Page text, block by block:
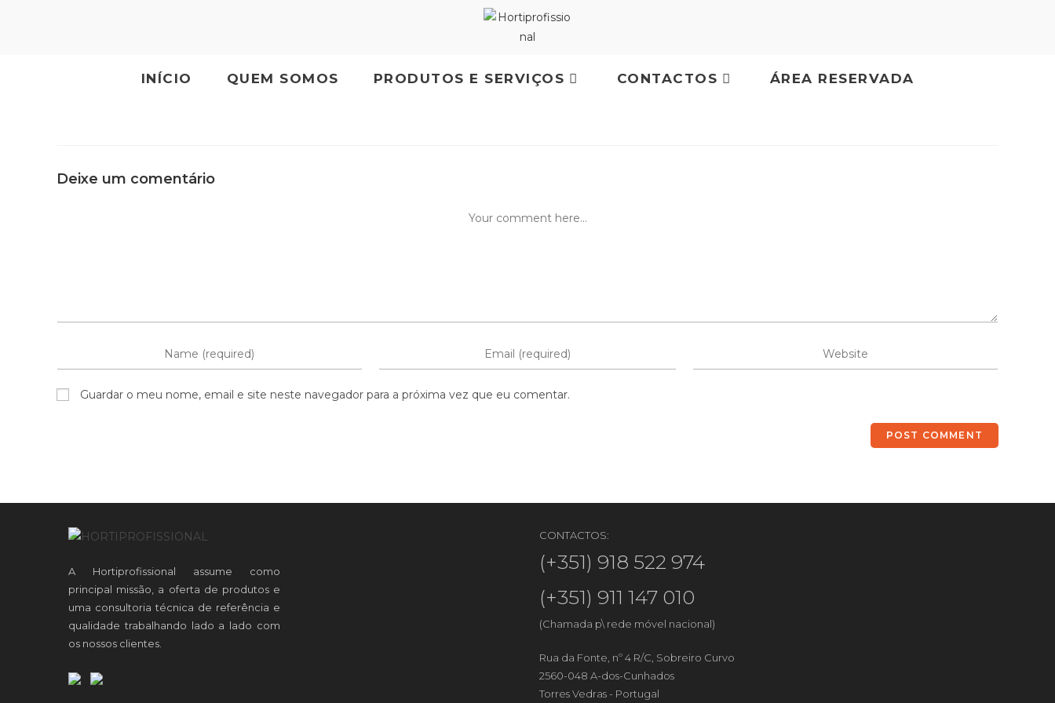
INÍCIO QUEM SOMOS PRODUTOS E SERVIÇOS CONTACTOS ÁREA RESERVADA
Deixe um comentário
Guardar o meu nome, email e site neste navegador para a próxima vez que eu comentar.
A Hortiprofissional assume como
principal missão, a oferta de produtos e
uma consultoria técnica de referência e
qualidade trabalhando lado a lado com
os nossos clientes.
CONTACTOS:
(+351) 918 522 974
(+351) 911 147 010
(Chamada p\ rede móvel nacional)
Rua da Fonte, nº 4 R/C, Sobreiro Curvo
2560-048 A-dos-Cunhados
Torres Vedras - Portugal